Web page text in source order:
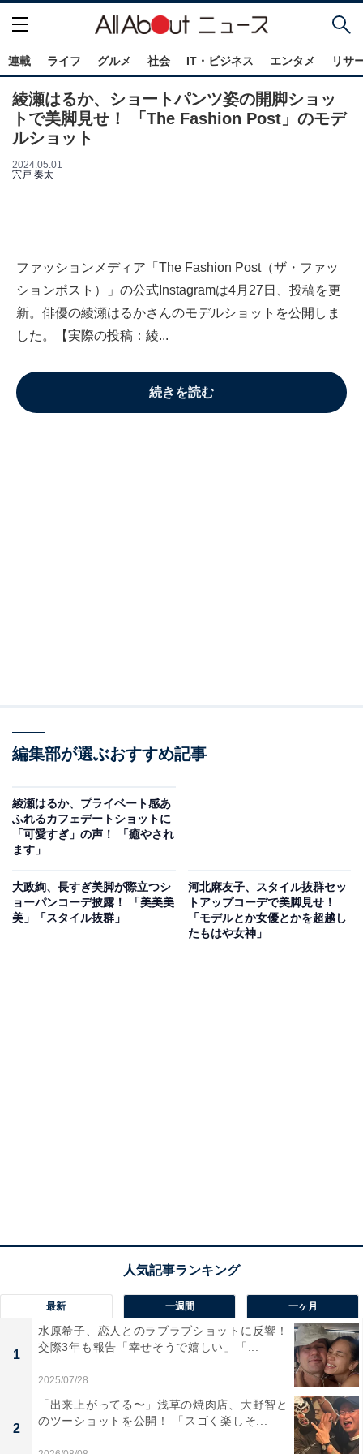
連載 ライフ グルメ 社会 IT・ビジネス エンタメ リサ
綾瀬はるか、ショートパンツ姿の開脚ショッ
トで美脚見せ！ 「The Fashion Post」のモデ
ルショット
2024.05.01
宍戸 奏太
ファッションメディア「The Fashion Post（ザ・ファッ
ションポスト）」の公式Instagramは4月27日、投稿を更
新。俳優の綾瀬はるかさんのモデルショットを公開しま
した。【実際の投稿：綾...
続きを読む
編集部が選ぶおすすめ記事
綾瀬はるか、プライベート感あ
ふれるカフェデートショットに
「可愛すぎ」の声！ 「癒やされ
ます」
大政絢、長すぎ美脚が際立つシ
ョーパンコーデ披露！ 「美美美
美」「スタイル抜群」
河北麻友子、スタイル抜群セッ
トアップコーデで美脚見せ！
「モデルとか女優とかを超越し
たもはや女神」
最新 一週間 一ヶ月
1
水原希子、恋人とのラブラブショットに反響！
交際3年も報告「幸せそうで嬉しい」「...
2025/07/28
2
「出来上がってる〜」浅草の焼肉店、大野智と
のツーショットを公開！ 「スゴく楽しそ...